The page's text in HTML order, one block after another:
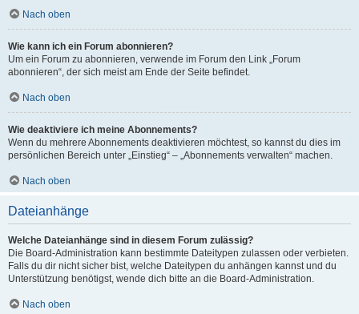
Nach oben
Wie kann ich ein Forum abonnieren?
Um ein Forum zu abonnieren, verwende im Forum den Link „Forum
abonnieren“, der sich meist am Ende der Seite befindet.
Nach oben
Wie deaktiviere ich meine Abonnements?
Wenn du mehrere Abonnements deaktivieren möchtest, so kannst du dies im
persönlichen Bereich unter „Einstieg“ – „Abonnements verwalten“ machen.
Nach oben
Dateianhänge
Welche Dateianhänge sind in diesem Forum zulässig?
Die Board-Administration kann bestimmte Dateitypen zulassen oder verbieten.
Falls du dir nicht sicher bist, welche Dateitypen du anhängen kannst und du
Unterstützung benötigst, wende dich bitte an die Board-Administration.
Nach oben